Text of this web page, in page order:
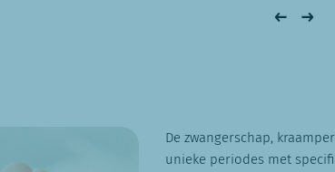
De zwangerschap,
unieke periodes met